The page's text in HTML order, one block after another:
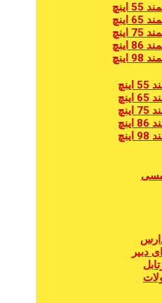
دبیر